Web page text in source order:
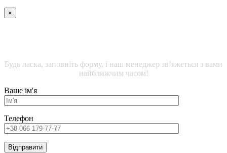
×
Будь ласка, заповніть форму, і наш менеджер зв’яжеться з вами
найближчим часом!
Ваше ім'я
Телефон